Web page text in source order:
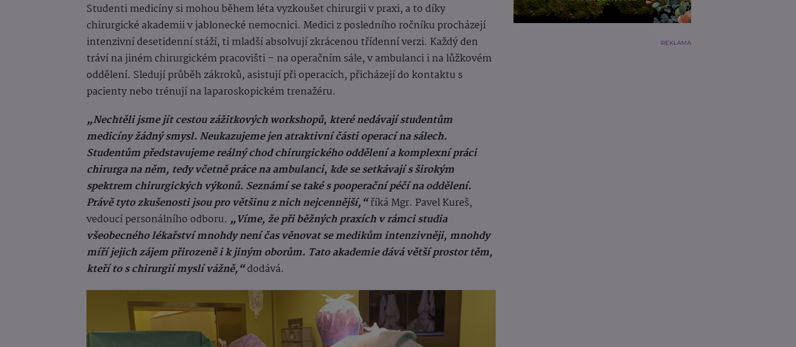
Studenti medicíny si mohou během léta vyzkoušet chirurgii v praxi, a to díky
chirurgické akademii v jablonecké nemocnici. Medici z posledního ročníku procházejí
intenzivní desetidenní stáží, ti mladší absolvují zkrácenou třídenní verzi. Každý den
tráví na jiném chirurgickém pracovišti – na operačním sále, v ambulanci i na lůžkovém
oddělení. Sledují průběh zákroků, asistují při operacích, přicházejí do kontaktu s
pacienty nebo trénují na laparoskopickém trenažéru.
„Nechtěli jsme jít cestou zážitkových workshopů, které nedávají studentům
medicíny žádný smysl. Neukazujeme jen atraktivní části operací na sálech.
Studentům představujeme reálný chod chirurgického oddělení a komplexní práci
chirurga na něm, tedy včetně práce na ambulanci, kde se setkávají s širokým
spektrem chirurgických výkonů. Seznámí se také s pooperační péčí na oddělení.
Právě tyto zkušenosti jsou pro většinu z nich nejcennější,“říká Mgr. Pavel Kureš,
vedoucí personálního odboru. „Víme, že při běžných praxích v rámci studia
všeobecného lékařství mnohdy není čas věnovat se medikům intenzivněji, mnohdy
míří jejich zájem přirozeně i k jiným oborům. Tato akademie dává větší prostor těm,
kteří to s chirurgií myslí vážně,“dodává.
REKLAMA